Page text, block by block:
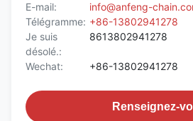
E-mail:
info@anfeng-
Télégramme: +86-13802941278
Je suis
désolé.:
8613802941278
Wechat: +86-13802941278
Renseignez-